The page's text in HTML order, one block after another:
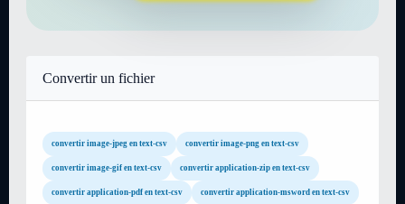
Convertir un fichier
convertir image-jpeg en text-csv convertir image-png en text-csv
convertir image-gif en text-csv convertir application-zip en text-csv
convertir application-pdf en text-csv convertir application-msword en text-csv